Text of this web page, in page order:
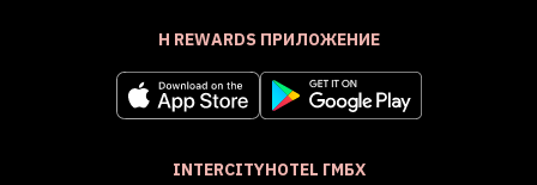
H REWARDS ПРИЛОЖЕНИЕ
INTERCITYHOTEL ГМБХ